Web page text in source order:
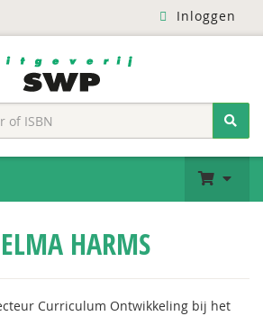
Inloggen
HARMS
Curriculum Ontwikkeling bij het